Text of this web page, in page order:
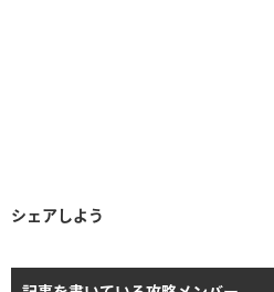
シェアしよう